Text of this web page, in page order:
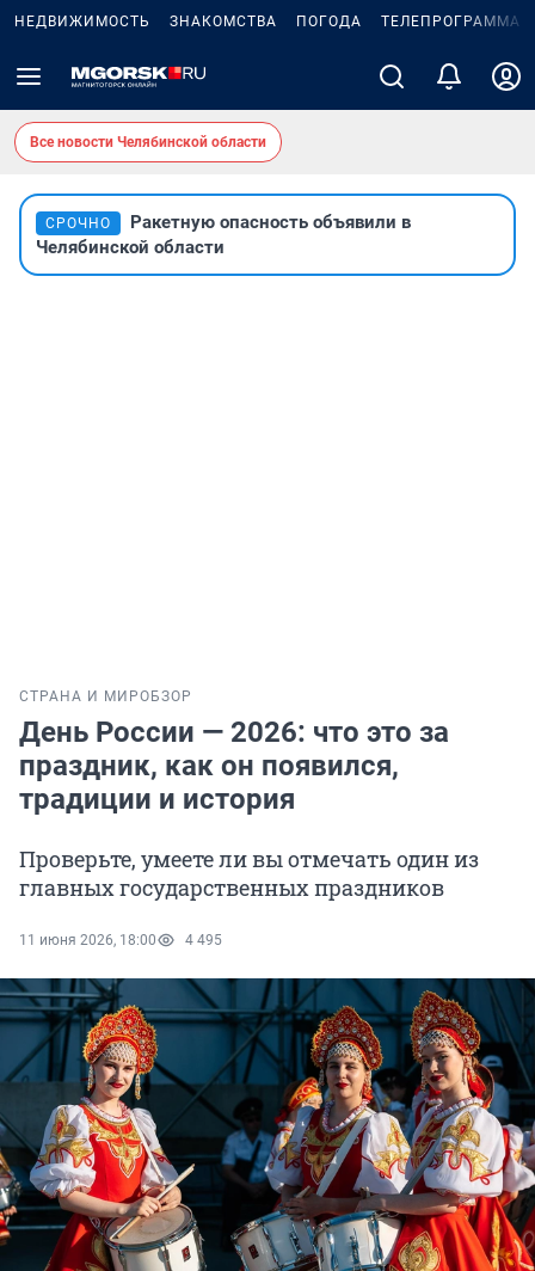
НЕДВИЖИМОСТЬ ЗНАКОМСТВА ПОГОДА ТЕЛЕПРОГРАММА
Все новости Челябинской области
СРОЧНО
Ракетную опасность объявили в
Челябинской области
СТРАНА И МИРОБЗОР
День России — 2026: что это за
праздник, как он появился,
традиции и история
Проверьте, умеете ли вы отмечать один из
главных государственных праздников
11 июня 2026, 18:00 4 495